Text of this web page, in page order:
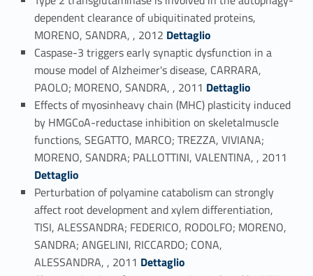
dependent clearance of ubiquitinated proteins,
MORENO, SANDRA, , 2012 Link identifier #identifier_person_172714-59
Dettaglio
Caspase-3 triggers early synaptic dysfunction in a
mouse model of Alzheimer's disease, CARRARA,
PAOLO; MORENO, SANDRA, , 2011Link identifier #identifier_person_63621-60
Dettaglio
Effects of myosinheavy chain (MHC) plasticity induced
by HMGCoA-reductase inhibition on skeletalmuscle
functions, SEGATTO, MARCO; TREZZA, VIVIANA;
MORENO, SANDRA; PALLOTTINI, VALENTINA, , 2011
Dettaglio
Perturbation of polyamine catabolism can strongly
affect root development and xylem differentiation,
TISI, ALESSANDRA; FEDERICO, RODOLFO; MORENO,
SANDRA; ANGELINI, RICCARDO; CONA,
ALESSANDRA, , 2011 Link identifier #identifier_person_3969-62
Dettaglio